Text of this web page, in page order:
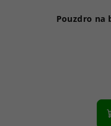
Pouzdro na